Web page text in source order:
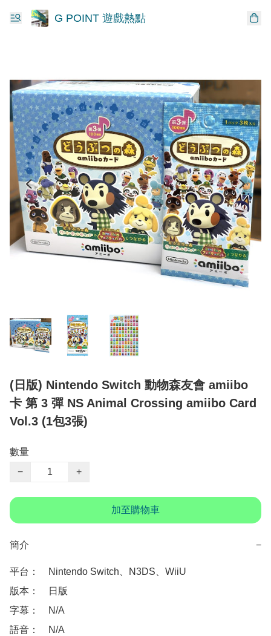
G POINT 遊戲熱點
(日版) Nintendo Switch 動物森友會 amiibo
卡 第 3 彈 NS Animal Crossing amiibo Card
Vol.3 (1包3張)
數量
−
+
加至購物車
簡介 −
平台：　Nintendo Switch、N3DS、WiiU
版本：　日版
字幕：　N/A
語音：　N/A